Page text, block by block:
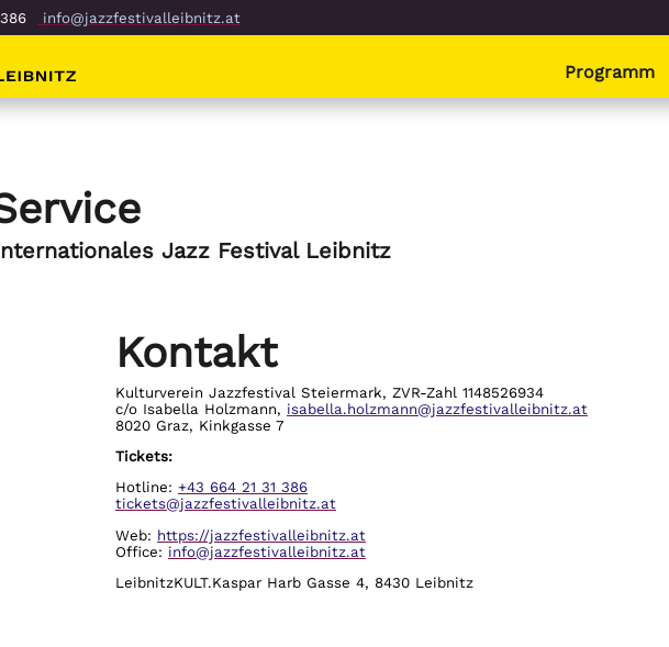
info@jazzfestivalleibnitz.at
Programm
Jazz Festival Leibnitz
Kontakt
Kulturverein Jazzfestival Steiermark, ZVR-Zahl 1148526934
c/o Isabella Holzmann, isabella.holzmann@jazzfestivalleibnitz.at
8020 Graz, Kinkgasse 7
Tickets:
Hotline: +43 664 21 31 386
tickets@jazzfestivalleibnitz.at
Web: https://jazzfestivalleibnitz.at
Office: info@jazzfestivalleibnitz.at
LeibnitzKULT.Kaspar Harb Gasse 4, 8430 Leibnitz